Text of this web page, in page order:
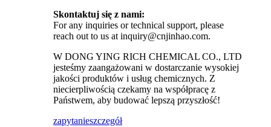
Skontaktuj się z nami:
For any inquiries or technical support, please
reach out to us at inquiry@cnjinhao.com.
W DONG YING RICH CHEMICAL CO., LTD
jesteśmy zaangażowani w dostarczanie wysokiej
jakości produktów i usług chemicznych. Z
niecierpliwością czekamy na współpracę z
Państwem, aby budować lepszą przyszłość!
zapytanieszczegół